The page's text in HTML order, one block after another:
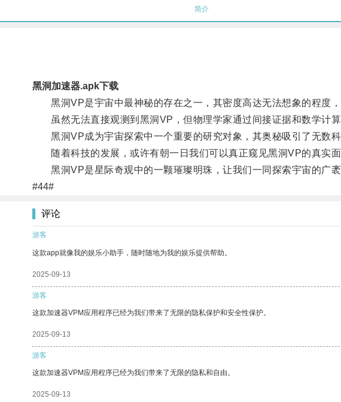
简介
黑洞加速器.apk下载
黑洞VP是宇宙中最神秘的存在之一，其密度高达无法想象的程度，
虽然无法直接观测到黑洞VP，但物理学家通过间接证据和数学计算
黑洞VP成为宇宙探索中一个重要的研究对象，其奥秘吸引了无数科
随着科技的发展，或许有朝一日我们可以真正窥见黑洞VP的真实面
黑洞VP是星际奇观中的一颗璀璨明珠，让我们一同探索宇宙的广袤
#44#
评论
游客
这款app就像我的娱乐小助手，随时随地为我的娱乐提供帮助。
2025-09-13
游客
这款加速器VPM应用程序已经为我们带来了无限的隐私保护和安全性保护。
2025-09-13
游客
这款加速器VPM应用程序已经为我们带来了无限的隐私和自由。
2025-09-13